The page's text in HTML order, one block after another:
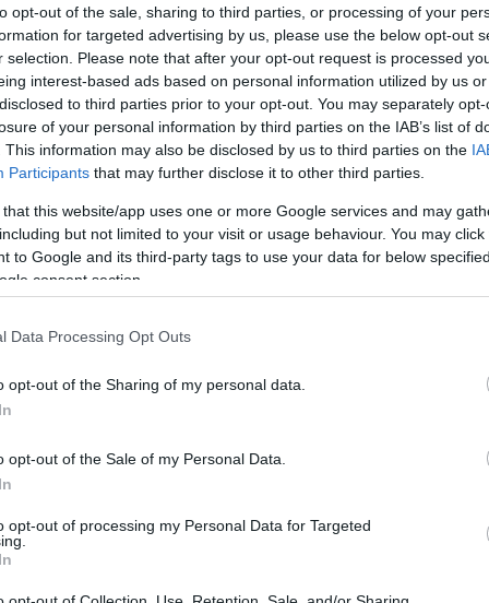
opt-out of the sale, sharing to third parties, or processing of your
for targeted advertising by us, please use the below opt-out
selection. Please note that after your opt-out request is processed
interest-based ads based on personal information utilized by us
to third parties prior to your opt-out. You may separately
of your personal information by third parties on the IAB’s list of
This information may also be disclosed by us to third parties on the
Participants that may further disclose it to other third parties.
that this website/app uses one or more Google services and may
but not limited to your visit or usage behaviour. You may
to Google and its third-party tags to use your data for below
consent section.
Data Processing Opt Outs
opt-out of the Sharing of my personal data.
opt-out of the Sale of my Personal Data.
opt-out of processing my Personal Data for Targeted
a Magyarország rád vár! kampány a világ
szakvásárán, a berlini nemzetközi
(ITB), ami fontos visszajelzés az országmárka
Guller Zoltán, a Magyar Turisztikai Ügynökség
az MTI-nek adott interjújában vasárnap.
rád vár! belföldi turisztikai kampányért a
kapta az elismerést a vásár kreatív zsűrijétől. A
augusztus végéig tartó reklámokban a hazai
ismert kulturális, épített és természeti értékeket
így például a Tokaji borvidék mellett
vagy az egerszalóki sódombot.
népszerűsítésének óriási hatása van a belföldi
adataik szerint az őszi, borvidékekre
Hévízen 25 százalékkal nőtt a vendégéjszakák
mellett addig nem ismert helyeket,
meg az országból.
az országok között jelentős verseny van nemcsak
a turistákért is. Ebben a versenyben az
marketingkommunikációs megjelenést és
foglal, ami hozzájárul az ország pozitív
Az MTÜ valamennyi kampánya arra a
versenyelőnye a turizmusban a víz és a
18:37
16:12
A
14:02
Nem is
AZ